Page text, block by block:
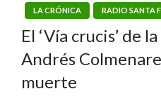
LA CRÓNICA RADIO SANTA
El ‘Vía crucis’ de
Andrés
muerte